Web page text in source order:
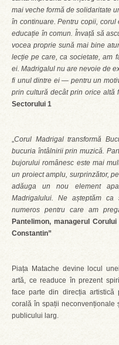
mai veche formă de solidaritate
în continuare. Pentru copii,
educație în comun. Învață să
vocea proprie sună mai bine
lecție pe care, ca societate, am
ei. Madrigalul nu are nevoie de
fi unul dintre ei— pentru un
prin cultură decât prin orice altă
Sectorului 1
„Corul Madrigal transformă
bucuria întâlnirii prin muzică.
bujorului românesc este mai
un proiect amplu, surprinzător,
adăuga un nou element
Madrigalului. Ne așteptăm
numeros pentru care am
Pantelimon, managerul Corului
Constantin”
Piața Matache devine locul
artă, ce readuce în prezent
face parte din direcția artistică
corală în spații neconvenționale
publicului larg.